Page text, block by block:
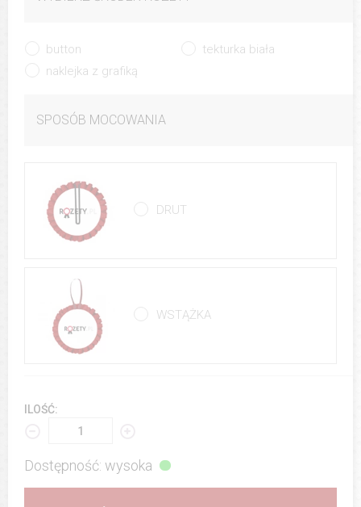
button
tekturka biała
naklejka z grafiką
SPOSÓB MOCOWANIA
DRUT
WSTĄŻKA
ILOŚĆ:
Dostępność: wysoka